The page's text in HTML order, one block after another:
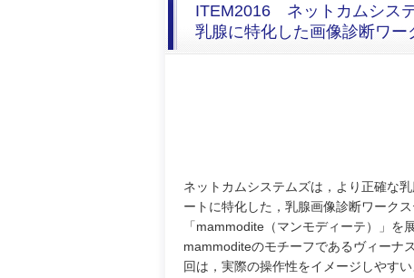
ITEM2016 ネットカムシス
乳腺に特化した画像診断ワ
ネットカムシステムズは，より正確な
ートに特化した，乳腺画像診断ワーク
「mammodite（マンモディーテ）」を
mammoditeのモチーフであるヴィーナ
回は，実際の操作性をイメージしやす